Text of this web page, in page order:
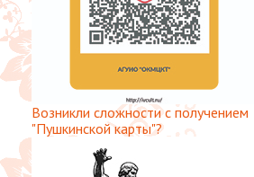
Возникли сложности с получением
"Пушкинской карты"?